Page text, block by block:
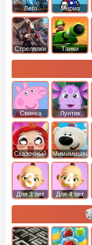
Лего Марио
Стрелялки Танки
Свинка
Пеппа
Лунтик
Сказочный
патруль
Мимимишки
Для 3 лет Для 4 лет